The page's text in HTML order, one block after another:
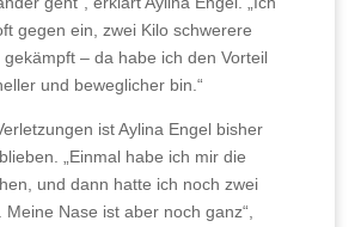
gegen ein, zwei Kilo schwerere
– da habe ich den Vorteil
und beweglicher bin.“
ist Aylina Engel bisher
„Einmal habe ich mir die
und dann hatte ich noch zwei
Meine Nase ist aber noch ganz“,